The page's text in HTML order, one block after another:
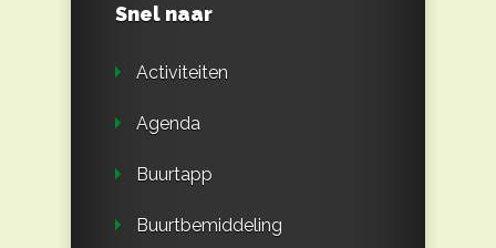
Snel naar
Activiteiten
Agenda
Buurtapp
Buurtbemiddeling